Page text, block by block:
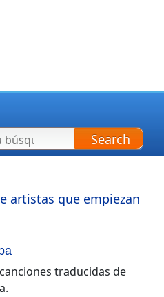
Search
artistas que empiezan
traducidas de
.